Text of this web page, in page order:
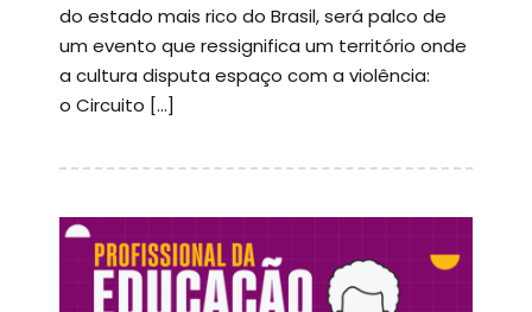
do estado mais rico do Brasil, será palco de
um evento que ressignifica um território onde
a cultura disputa espaço com a violência:
o Circuito […]